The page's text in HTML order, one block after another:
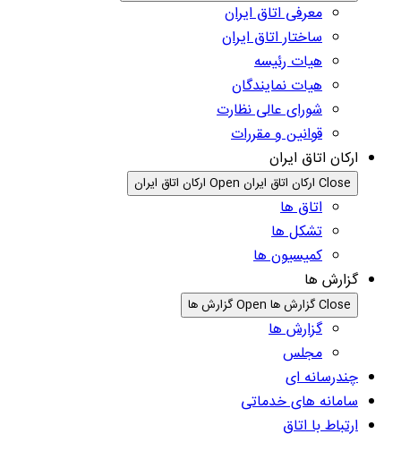
معرفی اتاق ایران
ساختار اتاق ایران
هیات رئیسه
هیات نمایندگان
شورای عالی نظارت
قوانین و مقررات
ارکان اتاق ایران
Close ارکان اتاق ایران Open ارکان اتاق ایران
اتاق ها
تشکل ها
کمیسیون ها
گزارش ها
Close گزارش ها Open گزارش ها
گزارش ها
مجلس
چندرسانه ای
سامانه های خدماتی
ارتباط با اتاق